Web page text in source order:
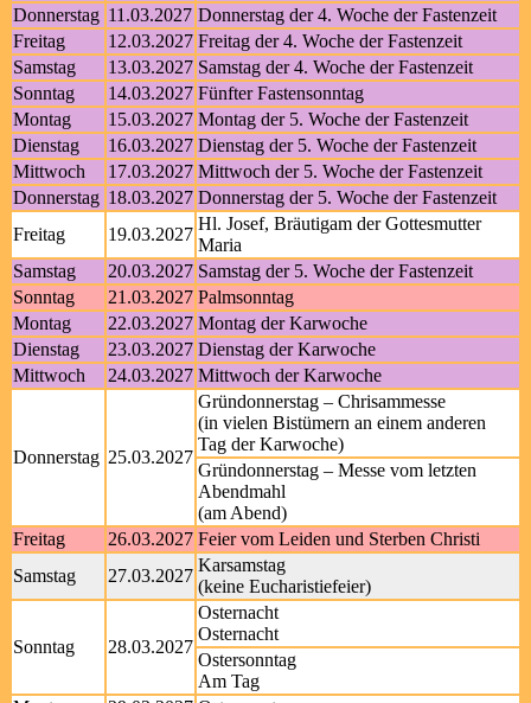
Donnerstag 11.03.2027 Donnerstag der 4. Woche der Fastenzeit
Freitag
12.03.2027 Freitag der 4. Woche der Fastenzeit
Samstag
13.03.2027 Samstag der 4. Woche der Fastenzeit
Sonntag
14.03.2027 Fünfter Fastensonntag
Montag
15.03.2027 Montag der 5. Woche der Fastenzeit
Dienstag
16.03.2027 Dienstag der 5. Woche der Fastenzeit
Mittwoch
17.03.2027 Mittwoch der 5. Woche der Fastenzeit
Donnerstag 18.03.2027 Donnerstag der 5. Woche der Fastenzeit
Freitag
19.03.2027
Hl. Josef, Bräutigam der Gottesmutter
Maria
Samstag
20.03.2027 Samstag der 5. Woche der Fastenzeit
Sonntag
21.03.2027 Palmsonntag
Montag
22.03.2027 Montag der Karwoche
Dienstag
23.03.2027 Dienstag der Karwoche
Mittwoch
24.03.2027 Mittwoch der Karwoche
Donnerstag 25.03.2027
Gründonnerstag – Chrisammesse
(in vielen Bistümern an einem anderen
Tag der Karwoche)
Gründonnerstag – Messe vom letzten
Abendmahl
(am Abend)
Freitag
26.03.2027 Feier vom Leiden und Sterben Christi
Samstag
27.03.2027
Karsamstag
(keine Eucharistiefeier)
Sonntag 28.03.2027
Osternacht
Osternacht
Ostersonntag
Am Tag